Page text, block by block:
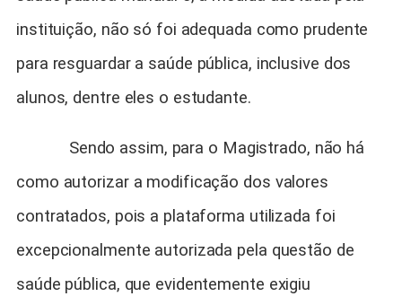
instituição, não só foi adequada como prudente
para resguardar a saúde pública, inclusive dos
alunos, dentre eles o estudante.
Sendo assim, para o Magistrado, não há
como autorizar a modificação dos valores
contratados, pois a plataforma utilizada foi
excepcionalmente autorizada pela questão de
saúde pública, que evidentemente exigiu